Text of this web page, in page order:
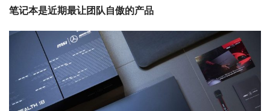
笔记本是近期最让团队自傲的产品